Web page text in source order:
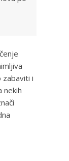
zabaviti i
nekih